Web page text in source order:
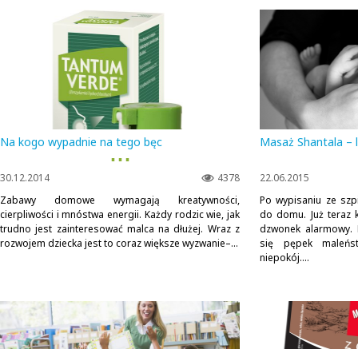
Na kogo wypadnie na tego bęc
▪ ▪ ▪
4378
30.12.2014
Zabawy domowe wymagają kreatywności,
cierpliwości i mnóstwa energii. Każdy rodzic wie, jak
trudno jest zainteresować malca na dłużej. Wraz z
rozwojem dziecka jest to coraz większe wyzwanie–...
Masaż Shantala
22.06.2015
Po wypisaniu ze
do domu. Już teraz
dzwonek
się pępek
niepokój....